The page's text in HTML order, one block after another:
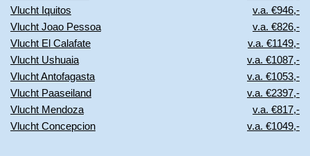
Vlucht Iquitos
v.a. €946,-
Vlucht Joao Pessoa
v.a. €826,-
Vlucht El Calafate
v.a. €1149,-
Vlucht Ushuaia
v.a. €1087,-
Vlucht Antofagasta
v.a. €1053,-
Vlucht Paaseiland
v.a. €2397,-
Vlucht Mendoza
v.a. €817,-
Vlucht Concepcion
v.a. €1049,-